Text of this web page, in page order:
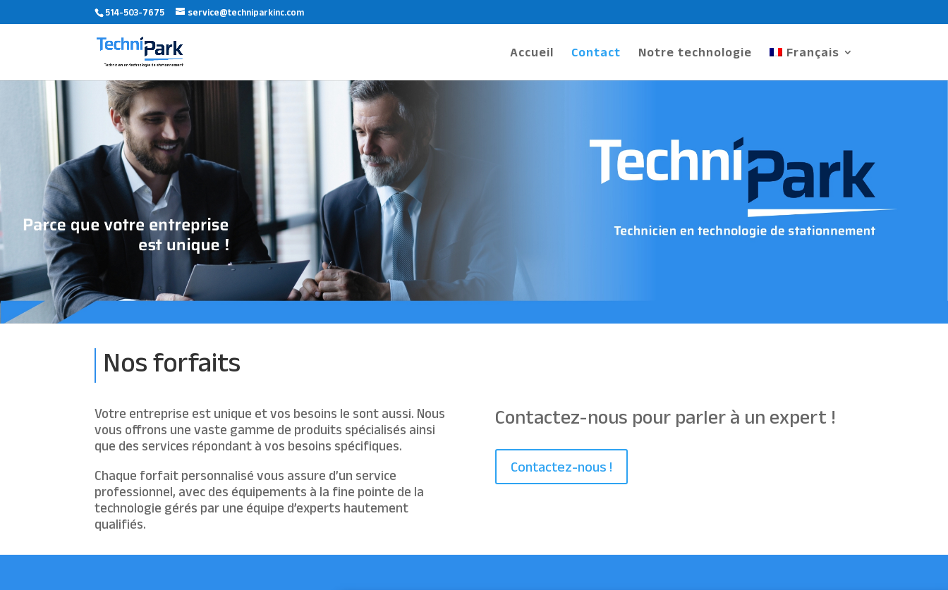
514-503-7675 service@techniparkinc.com
Accueil Contact Notre technologie Français
Nos forfaits
Votre entreprise est unique et vos besoins le sont aussi. Nous
vous offrons une vaste gamme de produits spécialisés ainsi
que des services répondant à vos besoins spécifiques.
Chaque forfait personnalisé vous assure d’un service
professionnel, avec des équipements à la fine pointe de la
technologie gérés par une équipe d’experts hautement
qualifiés.
Contactez-nous pour parler à un expert !
Contactez-nous !